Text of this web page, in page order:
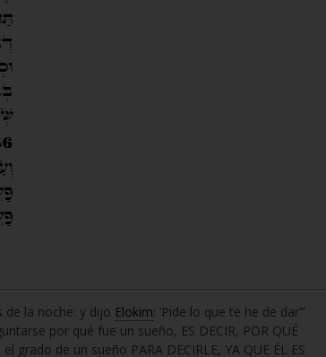
de la noche: y dijo Elokim: ‘Pide lo que te he de dar’”
por qué fue un sueño, ES DECIR, POR QUÉ
grado de un sueño PARA DECIRLE, YA QUE ÉL ES